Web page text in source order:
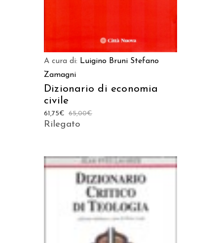
A cura di: Luigino Bruni Stefano
Zamagni
Dizionario di economia
civile
65,00€
61,75€
Rilegato